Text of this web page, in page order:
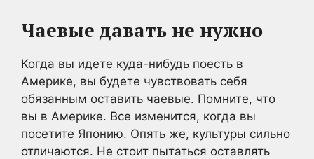
Чаевые давать не нужно
Когда вы идете куда-нибудь поесть в
Америке, вы будете чувствовать себя
обязанным оставить чаевые. Помните, что
вы в Америке. Все изменится, когда вы
посетите Японию. Опять же, культуры сильно
отличаются. Не стоит пытаться оставлять